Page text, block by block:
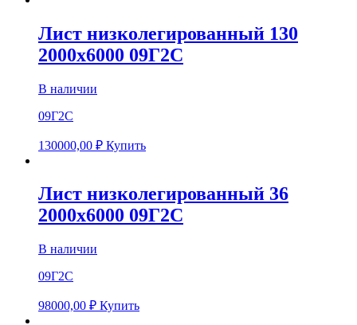
Лист низколегированный 130
2000х6000 09Г2С
В наличии
09Г2С
130000,00 ₽ Купить
Лист низколегированный 36
2000х6000 09Г2С
В наличии
09Г2С
98000,00 ₽ Купить